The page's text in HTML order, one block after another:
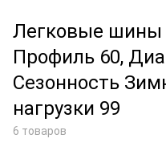
Легковые шины
Профиль 60,
Сезонность
нагрузки 99
6 товаров